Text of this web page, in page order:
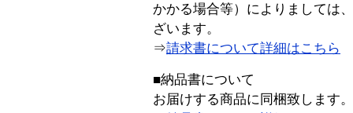
かかる場合等）によりましては
ざいます。
⇒請求書について詳細はこちら
■納品書について
お届けする商品に同梱致します。